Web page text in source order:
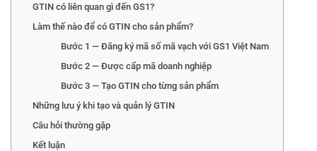
GTIN có liên quan gì đến GS1?
Làm thế nào để có GTIN cho sản phẩm?
Bước 1 — Đăng ký mã số mã vạch với GS1 Việt Nam
Bước 2 — Được cấp mã doanh nghiệp
Bước 3 — Tạo GTIN cho từng sản phẩm
Những lưu ý khi tạo và quản lý GTIN
Câu hỏi thường gặp
Kết luận